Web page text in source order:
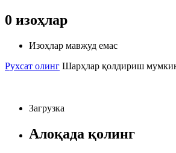
0 изоҳлар
Изоҳлар мавжуд емас
Рухсат олинг Шарҳлар қолдириш
Загрузка
Алоқада қолинг